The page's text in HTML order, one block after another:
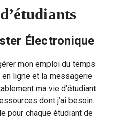
Électronique
gérer mon emploi du temps
ligne et la messagerie
ma vie d’étudiant
dont j’ai besoin.
pour chaque étudiant de